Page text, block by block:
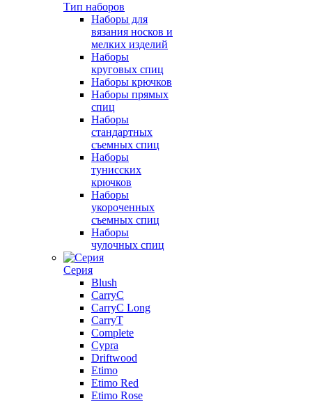
Тип наборов
Наборы для
вязания носков и
мелких изделий
Наборы
круговых спиц
Наборы крючков
Наборы прямых
спиц
Наборы
стандартных
съемных спиц
Наборы
тунисских
крючков
Наборы
укороченных
съемных спиц
Наборы
чулочных спиц
Серия
Blush
CarryC
CarryC Long
CarryT
Complete
Cypra
Driftwood
Etimo
Etimo Red
Etimo Rose